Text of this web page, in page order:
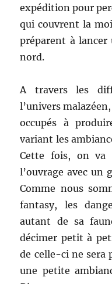
expédition pour
qui couvrent la
préparent à
nord.
A travers les
l’univers
occupés à
variant les
Cette fois, on va
l’ouvrage avec un
Comme nous
fantasy, les
autant de sa
décimer petit à
de celle-ci ne sera
une petite